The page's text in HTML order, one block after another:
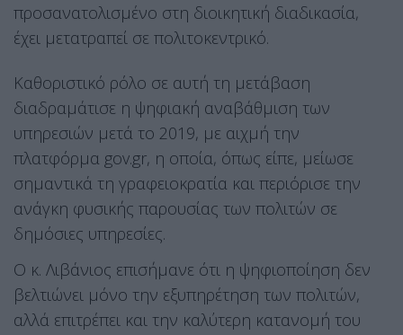
προσανατολισμένο στη διοικητική διαδικασία,
έχει μετατραπεί σε πολιτοκεντρικό.
Καθοριστικό ρόλο σε αυτή τη μετάβαση
διαδραμάτισε η ψηφιακή αναβάθμιση των
υπηρεσιών μετά το 2019, με αιχμή την
πλατφόρμα gov.gr, η οποία, όπως είπε, μείωσε
σημαντικά τη γραφειοκρατία και περιόρισε την
ανάγκη φυσικής παρουσίας των πολιτών σε
δημόσιες υπηρεσίες.
Ο κ. Λιβάνιος επισήμανε ότι η ψηφιοποίηση δεν
βελτιώνει μόνο την εξυπηρέτηση των πολιτών,
αλλά επιτρέπει και την καλύτερη κατανομή του